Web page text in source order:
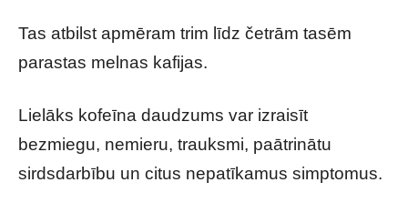
Tas atbilst apmēram trim līdz četrām tasēm
parastas melnas kafijas.
Lielāks kofeīna daudzums var izraisīt
bezmiegu, nemieru, trauksmi, paātrinātu
sirdsdarbību un citus nepatīkamus simptomus.